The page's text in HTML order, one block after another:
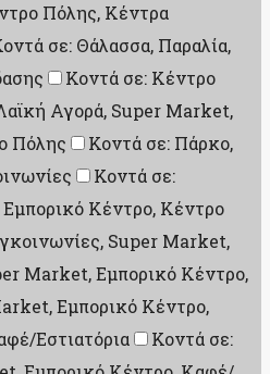
Πόλης, Κέντρα
σε: Θάλασσα, Παραλία,
Κοντά σε: Κέντρο
Αγορά, Super Market,
Πόλης
Κοντά σε: Πάρκο,
Κοντά σε:
Κέντρο, Κέντρο
Super Market,
Market, Εμπορικό Κέντρο,
Εμπορικό Κέντρο,
Εστιατόρια
Κοντά σε: